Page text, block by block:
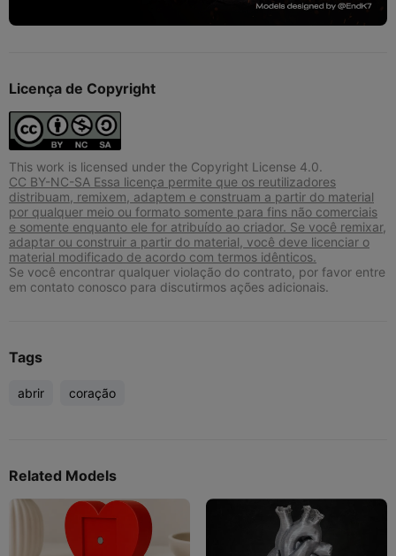
Licença de Copyright
This work is licensed under the Copyright License 4.0.
CC BY-NC-SA Essa licença permite que os reutilizadores
distribuam, remixem, adaptem e construam a partir do material
por qualquer meio ou formato somente para fins não comerciais
e somente enquanto ele for atribuído ao criador. Se você remixar,
adaptar ou construir a partir do material, você deve licenciar o
material modificado de acordo com termos idênticos.
Se você encontrar qualquer violação do contrato, por favor entre
em contato conosco para discutirmos ações adicionais.
Tags
abrir coração
Related Models